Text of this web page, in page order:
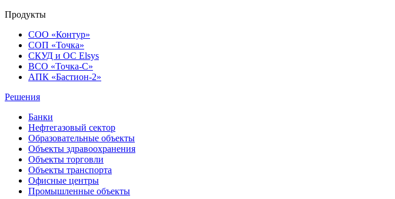
Продукты
СОО «Контур»
СОП «Точка»
СКУД и ОС Elsys
ВСО «Точка-С»
АПК «Бастион-2»
Решения
Банки
Нефтегазовый сектор
Образовательные объекты
Объекты здравоохранения
Объекты торговли
Объекты транспорта
Офисные центры
Промышленные объекты